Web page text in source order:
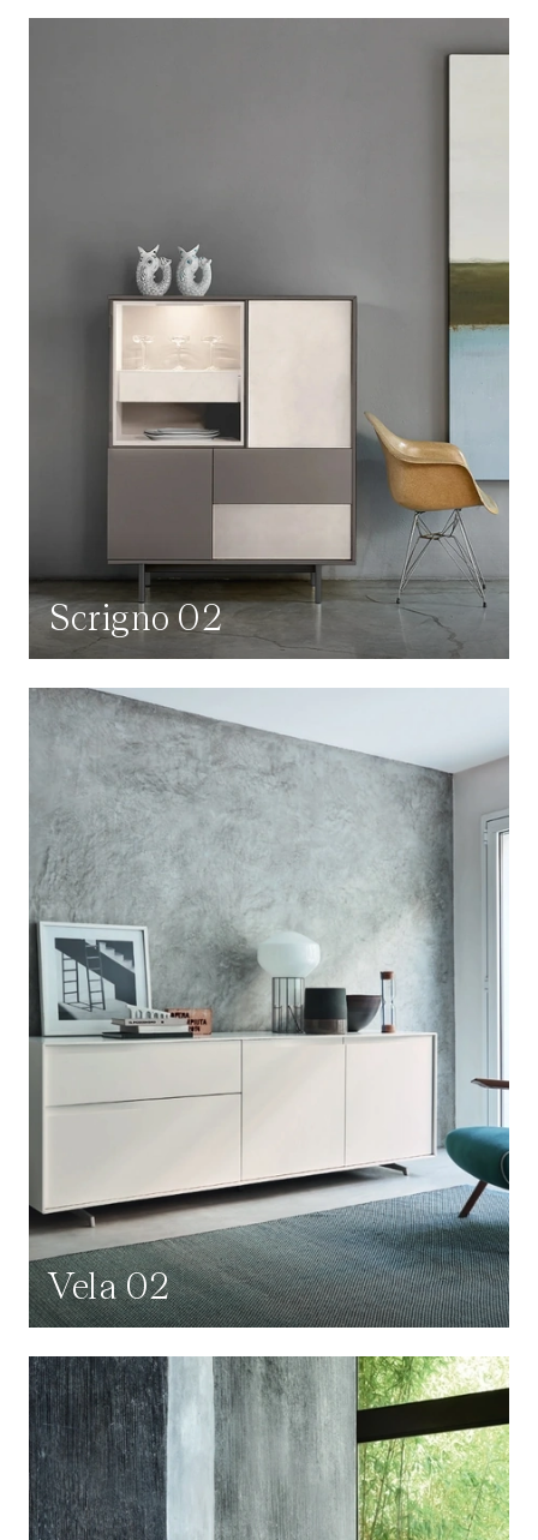
Scrigno 02
Vela 02